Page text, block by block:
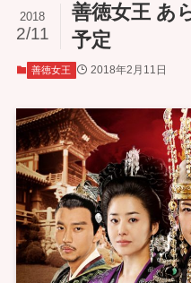
善徳女王 あ
予定
2018
2/11
善徳女王 2018年2月11日